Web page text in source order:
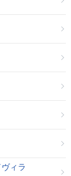
ィラ